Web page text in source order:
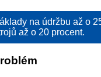
na údržbu až o
až o 20 procent.